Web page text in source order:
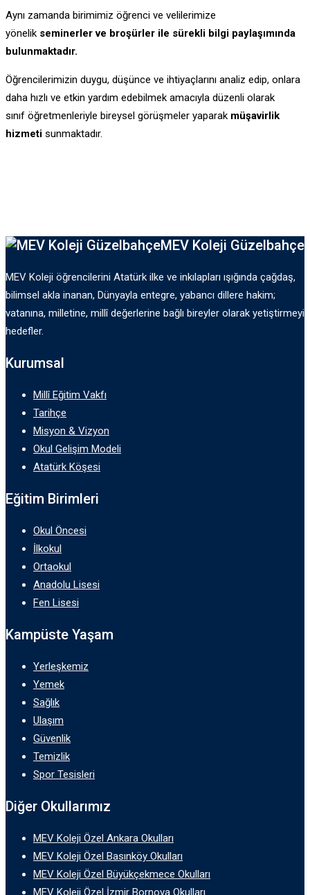
Aynı zamanda birimimiz öğrenci ve velilerimize
yönelik seminerler ve broşürler ile sürekli bilgi paylaşımında
bulunmaktadır.
Öğrencilerimizin duygu, düşünce ve ihtiyaçlarını analiz edip, onlara
daha hızlı ve etkin yardım edebilmek amacıyla düzenli olarak
sınıf öğretmenleriyle bireysel görüşmeler yaparak müşavirlik
hizmeti sunmaktadır.
MEV Koleji Güzelbahçe
MEV Koleji öğrencilerini Atatürk ilke ve inkılapları ışığında çağdaş,
bilimsel akla inanan, Dünyayla entegre, yabancı dillere hakim;
vatanına, milletine, millî değerlerine bağlı bireyler olarak yetiştirmeyi
hedefler.
Kurumsal
Millî Eğitim Vakfı
Tarihçe
Misyon & Vizyon
Okul Gelişim Modeli
Atatürk Köşesi
Eğitim Birimleri
Okul Öncesi
İlkokul
Ortaokul
Anadolu Lisesi
Fen Lisesi
Kampüste Yaşam
Yerleşkemiz
Yemek
Sağlık
Ulaşım
Güvenlik
Temizlik
Spor Tesisleri
Diğer Okullarımız
MEV Koleji Özel Ankara Okulları
MEV Koleji Özel Basınköy Okulları
MEV Koleji Özel Büyükçekmece Okulları
MEV Koleji Özel İzmir Bornova Okulları